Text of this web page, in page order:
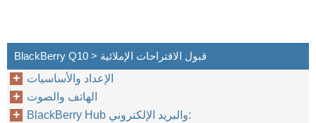
BlackBerry Q10 > قبول الاقتراحات الإملائية
الإعداد والأساسيات
الهاتف والصوت
BlackBerry Hub والبريد الإلكتروني: